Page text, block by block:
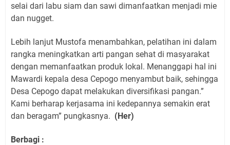
selai dari labu siam dan sawi dimanfaatkan menjadi mie
dan nugget.
Lebih lanjut Mustofa menambahkan, pelatihan ini dalam
rangka meningkatkan arti pangan sehat di masyarakat
dengan memanfaatkan produk lokal. Menanggapi hal ini
Mawardi kepala desa Cepogo menyambut baik, sehingga
Desa Cepogo dapat melakukan diversifikasi pangan.”
Kami berharap kerjasama ini kedepannya semakin erat
dan beragam” pungkasnya. (Her)
Berbagi :